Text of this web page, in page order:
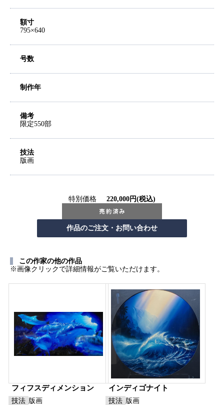
額寸
795×640
号数
制作年
備考
限定550部
技法
版画
特別価格 220,000円(税込)
この作家の他の作品
※画像クリックで詳細情報がご覧いただけます。
フィフスディメンション
技法 版画
インディゴナイト
技法 版画